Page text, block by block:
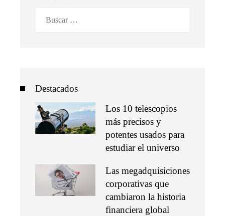
Destacados
Los 10 telescopios
más precisos y
potentes usados para
estudiar el universo
Las megadquisiciones
corporativas que
cambiaron la historia
financiera global